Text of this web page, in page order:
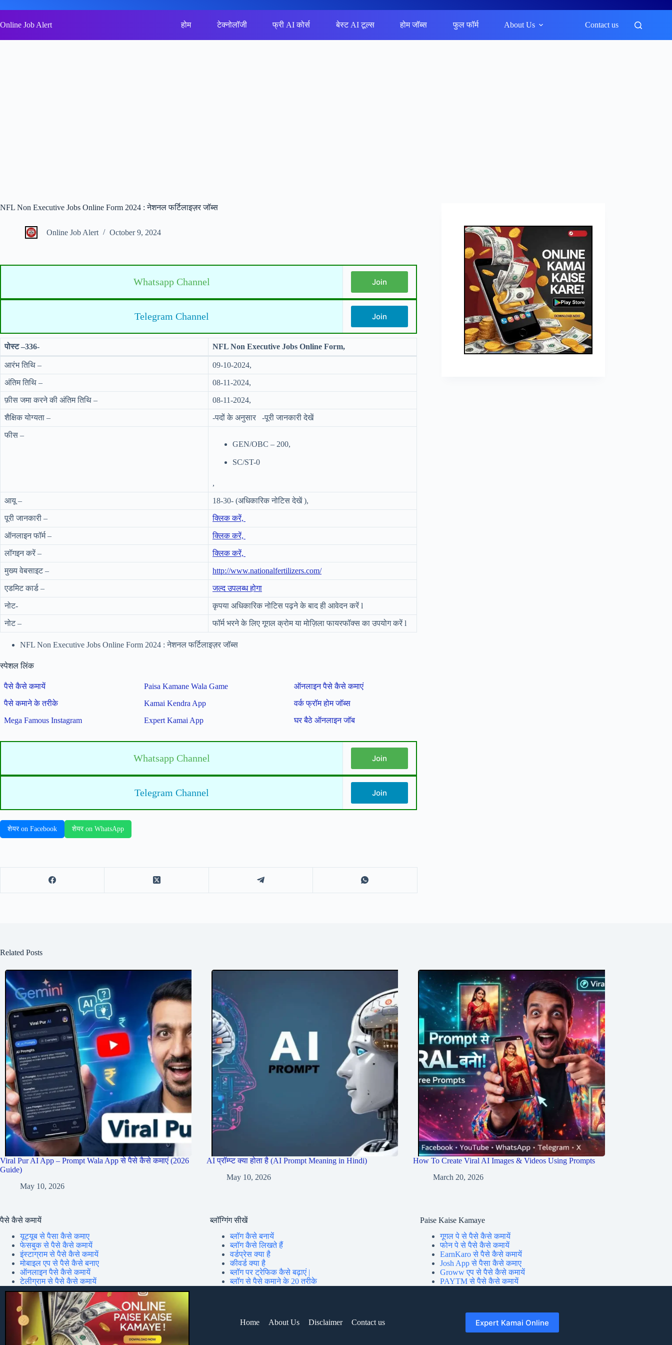
to
content
Online Job Alert होम टेक्नोलॉजी फ्री AI कोर्स बेस्ट AI टूल्स होम जॉब्स फुल फॉर्म About Us Contact us
NFL Non Executive Jobs Online Form 2024 : नेशनल फर्टिलाइज़र जॉब्स
Online Job Alert October 9, 2024
Whatsapp Channel Join
Telegram Channel Join
पोस्ट –336- NFL Non Executive Jobs Online Form,
आरंभ तिथि – 09-10-2024,
अंतिम तिथि – 08-11-2024,
फ़ीस जमा करने की अंतिम तिथि – 08-11-2024,
शैक्षिक योग्यता – -पदों के अनुसार -पूरी जानकारी देखें
फीस –
GEN/OBC – 200,
SC/ST-0
,
आयू – 18-30- (अधिकारिक नोटिस देखें ),
पूरी जानकारी – क्लिक करें,
ऑनलाइन फॉर्म – क्लिक करें,
लॉगइन करें – क्लिक करें,
मुख्य वेबसाइट – http://www.nationalfertilizers.com/
एडमिट कार्ड – जल्द उपलब्ध होगा
नोट- कृपया अधिकारिक नोटिस पढ़ने के बाद ही आवेदन करें l
नोट – फॉर्म भरने के लिए गूगल क्रोम या मोज़िला फायरफॉक्स का उपयोग करें l
NFL Non Executive Jobs Online Form 2024 : नेशनल फर्टिलाइज़र जॉब्स
स्पेशल लिंक
पैसे कैसे कमायें Paisa Kamane Wala Game
ऑनलाइन पैसे कैसे कमाएं
पैसे कमाने के तरीके
Kamai Kendra App
वर्क फ्रॉम होम जॉब्स
Mega Famous Instagram
Expert Kamai App घर बैठे ऑनलाइन जॉब
Whatsapp Channel Join
Telegram Channel Join
शेयर on Facebook शेयर on WhatsApp
Related Posts
Viral Pur AI App – Prompt Wala App से पैसे कैसे कमाएं (2026
Guide)
May 10, 2026
AI प्रॉम्प्ट क्या होता है (AI Prompt Meaning in Hindi)
May 10, 2026
How To Create Viral AI Images & Videos Using Prompts
March 20, 2026
पैसे कैसे कमायें
यूट्यूब से पैसा कैसे कमाए
फेसबुक से पैसे कैसे कमायें
इंस्टाग्राम से पैसे कैसे कमायें
मोबाइल एप से पैसे कैसे बनाए
ऑनलाइन पैसे कैसे कमायें
टेलीग्राम से पैसे कैसे कमायें
ब्लॉग्गिंग सीखें
ब्लॉग कैसे बनायें
ब्लॉग कैसे लिखते हैं
वर्डप्रेस क्या है
कीवर्ड क्या है
ब्लॉग पर ट्रेफिक कैसे बढ़ाएं |
ब्लॉग से पैसे कमाने के 20 तरीके
Paise Kaise Kamaye
गूगल पे से पैसे कैसे कमायें
फोन पे से पैसे कैसे कमायें
EarnKaro से पैसे कैसे कमायें
Josh App से पैसा कैसे कमाए
Groww एप से पैसे कैसे कमायें
PAYTM से पैसे कैसे कमायें
Home About Us Disclaimer Contact us Expert Kamai Online